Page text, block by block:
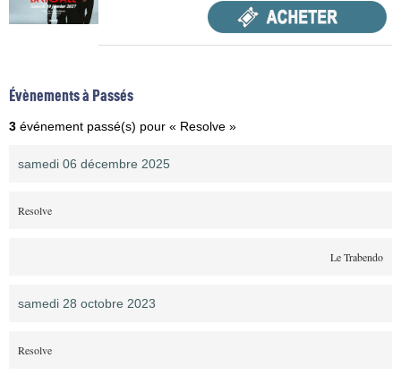
Évènements à Passés
3 événement passé(s) pour « Resolve »
samedi 06 décembre 2025
Resolve
Le Trabendo
samedi 28 octobre 2023
Resolve